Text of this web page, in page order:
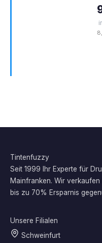
Tintenfuzzy
Seit 1999 Ihr Experte für
Mainfranken. Wir
bis zu 70% Ersparnis
Unsere Filialen
Schweinfurt